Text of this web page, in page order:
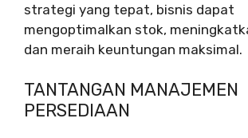
strategi yang tepat, bisnis dapat
mengoptimalkan stok,
dan meraih keuntungan maksimal.
TANTANGAN MANAJEMEN
PERSEDIAAN